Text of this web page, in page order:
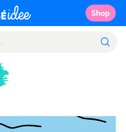
Shop